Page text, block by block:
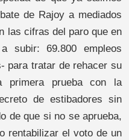
de Rajoy a mediados
las cifras del paro que en
subir: 69.800 empleos
para tratar de rehacer su
primera prueba con la
de estibadores sin
de que si no se aprueba,
rentabilizar el voto de un